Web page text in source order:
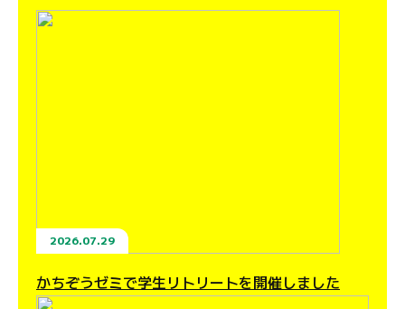
2026.07.29
かちぞうゼミで学生リトリートを開催しました